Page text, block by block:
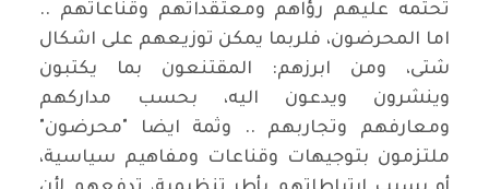
تحتمه عليهم رؤاهم ومعتقداتهم وقناعاتهم ..
اما المحرضون، فلربما يمكن توزيعهم على اشكال
شتى، ومن ابرزهم: المقتنعون بما يكتبون
وينشرون ويدعون اليه، بحسب مداركهم
ومعارفهم وتجاربهم .. وثمة ايضا "محرضون"
ملتزمون بتوجيهات وقناعات ومفاهيم سياسية،